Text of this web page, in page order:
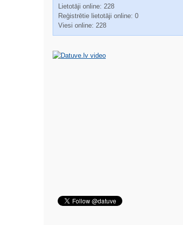
Lietotāji online: 228
Reģistrētie lietotāji online: 0
Viesi online: 228